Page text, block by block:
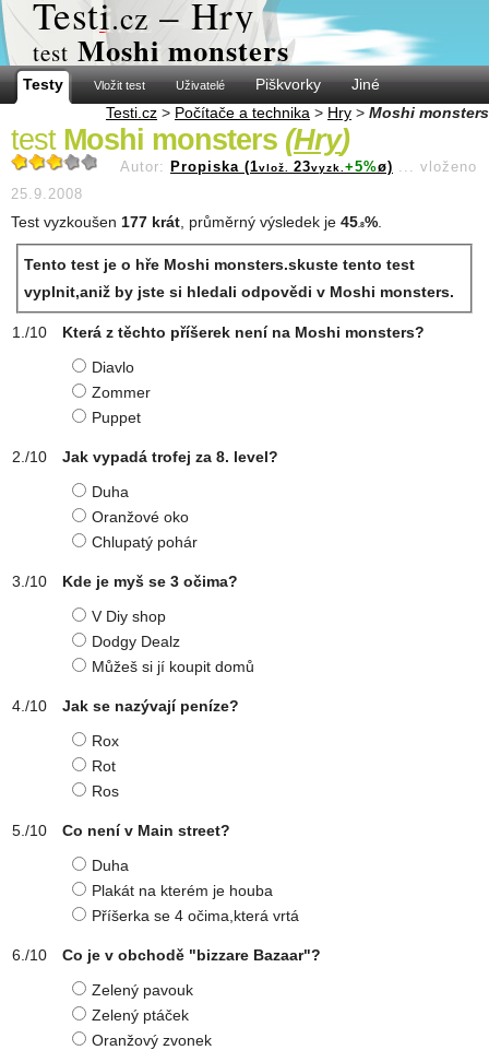
Testi.cz – Hry
test Moshi monsters
Testy Vložit test Uživatelé Piškvorky
Jiné
Testi.cz > Počítače a technika > Hry > Moshi monsters
test Moshi monsters (Hry)
Autor: Propiska (1vlož. 23vyzk. +5%ø) ... vloženo
25.9.2008
Test vyzkoušen 177 krát , průměrný výsledek je 45 .8%
Tento test je o hře Moshi monsters.skuste tento test
vyplnit,aniž by jste si hledali odpovědi v Moshi monsters.
Která z těchto příšerek není na Moshi monsters?
Diavlo
Zommer
Puppet
Jak vypadá trofej za 8. level?
Duha
Oranžové oko
Chlupatý pohár
Kde je myš se 3 očima?
V Diy shop
Dodgy Dealz
Můžeš si jí koupit domů
Jak se nazývají peníze?
Rox
Rot
Ros
Co není v Main street?
Duha
Plakát na kterém je houba
Příšerka se 4 očima,která vrtá
Co je v obchodě "bizzare Bazaar"?
Zelený pavouk
Zelený ptáček
Oranžový zvonek